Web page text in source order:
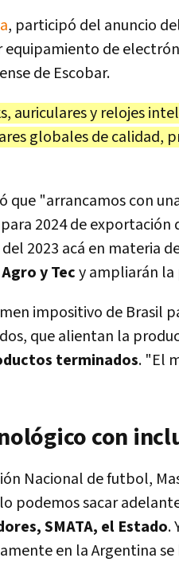
, participó del anuncio
de
de Escobar.
auriculares y relojes
globales de calidad,
"arrancamos con
2024 de exportación
2023 acá en materia
y Tecy ampliarán la
impositivo de Brasil
que alientan la
terminados. "El
con
Nacional de futbol,
podemos sacar
SMATA, el Estado.
en la Argentina